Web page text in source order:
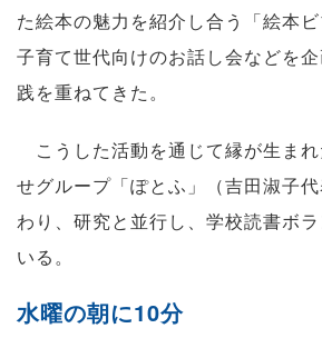
た絵本の魅力を紹介し合う「絵本
子育て世代向けのお話し会などを
践を重ねてきた。
こうした活動を通じて縁が生ま
せグループ「ぽとふ」（吉田淑子
わり、研究と並行し、学校読書ボ
いる。
水曜の朝に10分